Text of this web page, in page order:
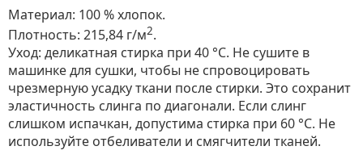
Материал: 100 % хлопок.
Плотность: 215,84 г/м2.
Уход: деликатная стирка при 40 °С. Не сушите в
машинке для сушки, чтобы не спровоцировать
чрезмерную усадку ткани после стирки. Это сохранит
эластичность слинга по диагонали. Если слинг
слишком испачкан, допустима стирка при 60 °C. Не
используйте отбеливатели и смягчители тканей.